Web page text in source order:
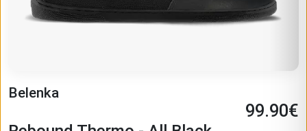
Belenka
99.90€